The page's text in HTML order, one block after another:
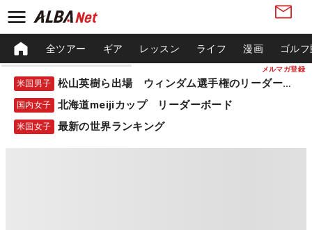
メルマガ登録
全ツアー ギア レッスン ライフ 漫画 ゴル
米国男子 松山英樹ら出場 ウィンダム選手権のリーダーボード
国内女子 北海道meijiカップ リーダーボード
米国女子 最新の世界ランキング